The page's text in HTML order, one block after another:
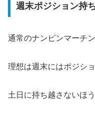
週末ポジション持
通常のナンピンマーチ
理想は週末にはポジシ
土日に持ち越さないほ